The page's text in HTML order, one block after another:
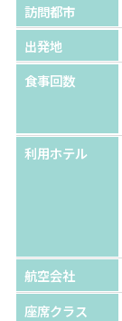
訪問都市
出発地
食事回数
利用ホテル
航空会社
座席クラス